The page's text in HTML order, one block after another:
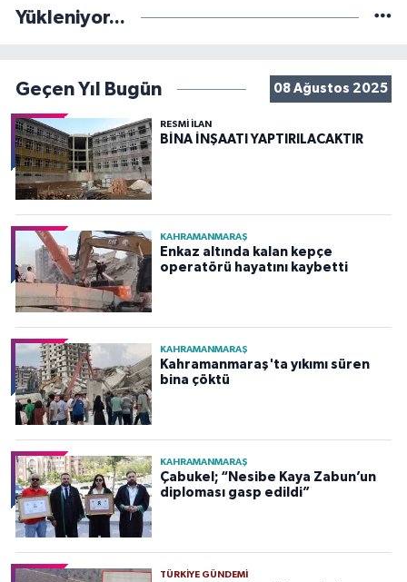
Yükleniyor...
Geçen Yıl Bugün 08 Ağustos 2025
RESMİ İLAN
BİNA İNŞAATI YAPTIRILACAKTIR
KAHRAMANMARAŞ
Enkaz altında kalan kepçe
operatörü hayatını kaybetti
KAHRAMANMARAŞ
Kahramanmaraş'ta yıkımı süren
bina çöktü
KAHRAMANMARAŞ
Çabukel; “Nesibe Kaya Zabun’un
diploması gasp edildi”
TÜRKIYE GÜNDEMI